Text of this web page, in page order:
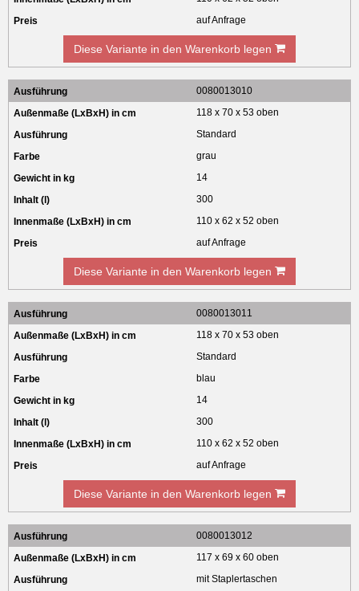
auf Anfrage
Diese Variante in den Warenkorb legen
0080013010
118 x 70 x 53 oben
Standard
grau
14
300
110 x 62 x 52 oben
auf Anfrage
Diese Variante in den Warenkorb legen
0080013011
118 x 70 x 53 oben
Standard
blau
14
300
110 x 62 x 52 oben
auf Anfrage
Diese Variante in den Warenkorb legen
0080013012
117 x 69 x 60 oben
mit Staplertaschen